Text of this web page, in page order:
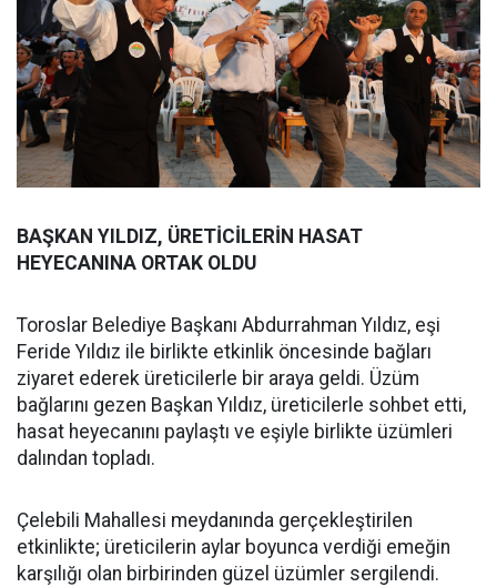
BAŞKAN YILDIZ, ÜRETİCİLERİN HASAT
HEYECANINA ORTAK OLDU
Toroslar Belediye Başkanı Abdurrahman Yıldız, eşi
Feride Yıldız ile birlikte etkinlik öncesinde bağları
ziyaret ederek üreticilerle bir araya geldi. Üzüm
bağlarını gezen Başkan Yıldız, üreticilerle sohbet etti,
hasat heyecanını paylaştı ve eşiyle birlikte üzümleri
dalından topladı.
Çelebili Mahallesi meydanında gerçekleştirilen
etkinlikte; üreticilerin aylar boyunca verdiği emeğin
karşılığı olan birbirinden güzel üzümler sergilendi.